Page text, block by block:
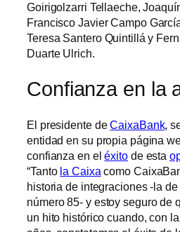
Goirigolzarri Tellaeche,
Francisco Javier Campo
Teresa Santero Quintillá y
Duarte Ulrich.
Confianza en la
El presidente deCaixaBank,
entidad en su propia página
confianza en eléxitode esta
“Tanto la Caixa como
historia de integraciones -la
número 85- y estoy seguro de
un hito histórico cuando, con